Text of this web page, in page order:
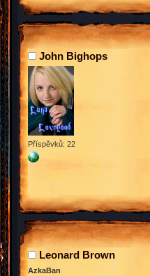
John Bighops
Příspěvků: 22
Leonard Brown
AzkaBan